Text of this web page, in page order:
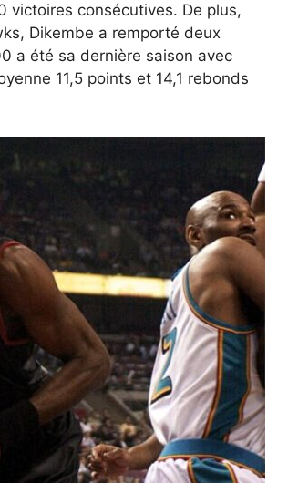
victoires consécutives. De plus,
Dikembe a remporté deux
a été sa dernière saison avec
11,5 points et 14,1 rebonds